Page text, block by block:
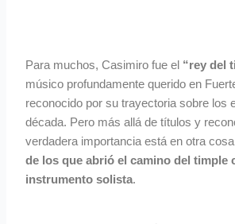
Para muchos, Casimiro fue el “rey del
músico profundamente querido en
reconocido por su trayectoria sobre los
década. Pero más allá de títulos y
verdadera importancia está en otra
de los que abrió el camino del timple
instrumento solista.